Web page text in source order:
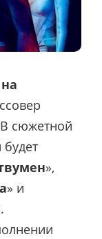
сюжетной
»,
» и